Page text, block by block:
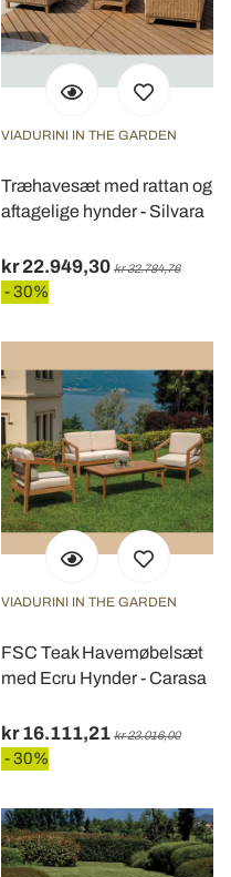
VIADURINI IN THE GARDEN
Træhavesæt med rattan og
aftagelige hynder - Silvara
kr 22.949,30 kr 32.784,76
- 30%
VIADURINI IN THE GARDEN
FSC Teak Havemøbelsæt
med Ecru Hynder - Carasa
kr 16.111,21 kr 23.016,00
- 30%